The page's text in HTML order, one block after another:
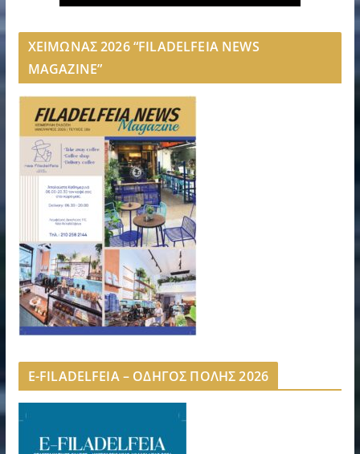
ΧΕΙΜΩΝΑΣ 2026 “FILADELFEIA NEWS
MAGAZINE”
E-FILADELFEIA – ΟΔΗΓΟΣ ΠΟΛΗΣ 2026